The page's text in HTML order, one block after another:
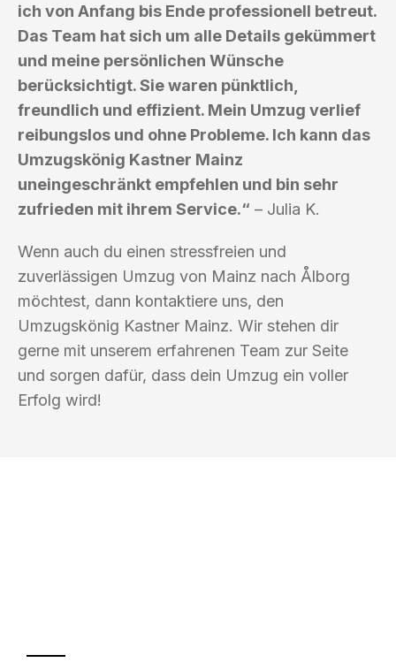
ich von Anfang bis Ende professionell betreut.
Das Team hat sich um alle Details gekümmert
und meine persönlichen Wünsche
berücksichtigt. Sie waren pünktlich,
freundlich und effizient. Mein Umzug verlief
reibungslos und ohne Probleme. Ich kann das
Umzugskönig Kastner Mainz
uneingeschränkt empfehlen und bin sehr
zufrieden mit ihrem Service.“ – Julia K.
Wenn auch du einen stressfreien und
zuverlässigen Umzug von Mainz nach Ålborg
möchtest, dann kontaktiere uns, den
Umzugskönig Kastner Mainz. Wir stehen dir
gerne mit unserem erfahrenen Team zur Seite
und sorgen dafür, dass dein Umzug ein voller
Erfolg wird!